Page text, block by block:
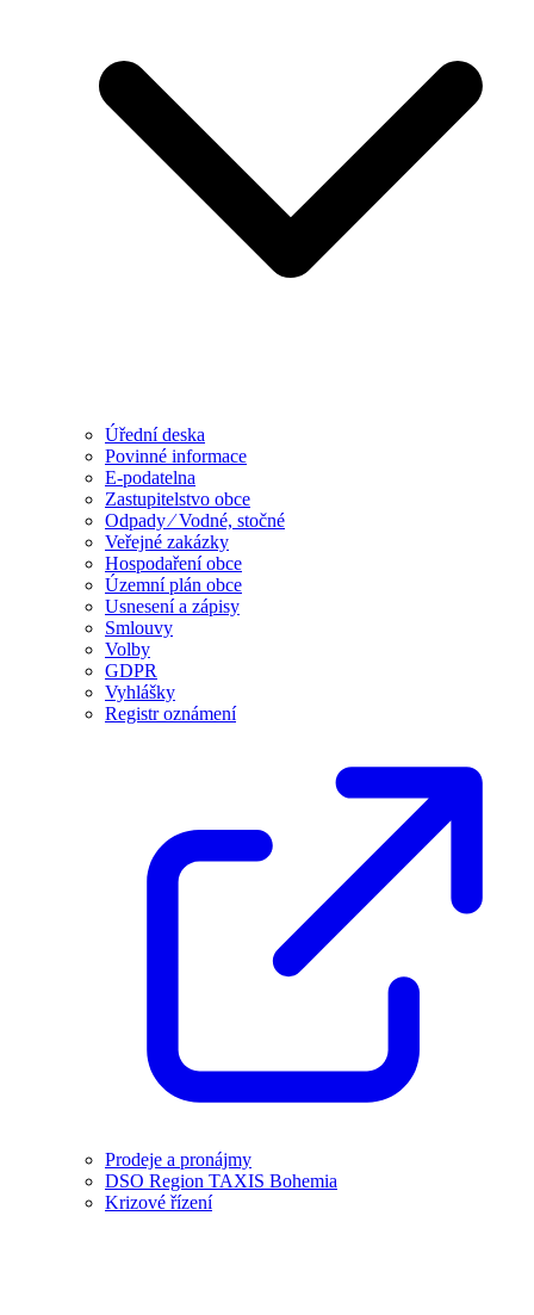
Úřední deska
Povinné informace
E-podatelna
Zastupitelstvo obce
Odpady ⁄ Vodné, stočné
Veřejné zakázky
Hospodaření obce
Územní plán obce
Usnesení a zápisy
Smlouvy
Volby
GDPR
Vyhlášky
Registr oznámení
Prodeje a pronájmy
DSO Region TAXIS Bohemia
Krizové řízení